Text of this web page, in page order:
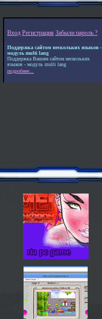
Вход Регистрация Забыли пароль ?
Поддержка сайтом нескольких языков -
модуль multi lang
Поддержка Вашим сайтом нескольких
языков - модуль multi lang
подробнее...